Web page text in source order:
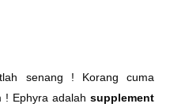
senang ! Korang cuma
! Ephyra adalah supplement